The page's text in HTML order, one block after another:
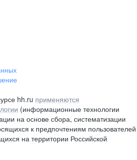
hh.ru применяются
(информационные технологии
на основе сбора, систематизации
к предпочтениям пользователей
на территории Российской